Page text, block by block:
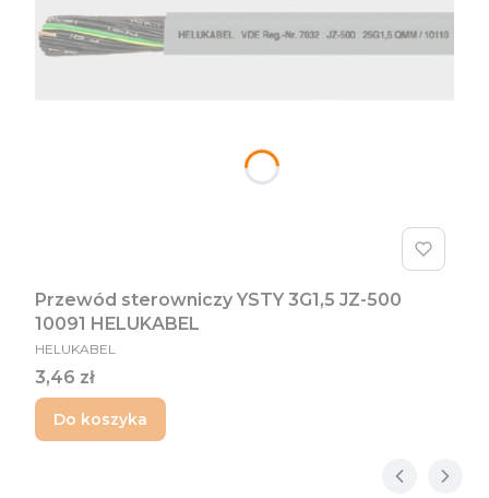
Przewód sterowniczy YSTY 3G1,5 JZ-500
10091 HELUKABEL
PRODUCENT
HELUKABEL
Cena
3,46 zł
Do koszyka